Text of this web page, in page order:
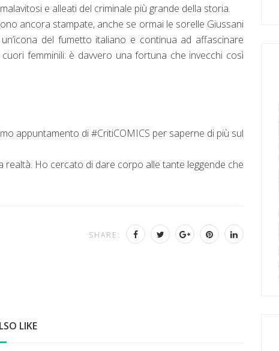
e alleati del criminale più grande della storia.
ancora stampate, anche se ormai le sorelle Giussani
del fumetto italiano e continua ad affascinare
femminili: è davvero una fortuna che invecchi così
appuntamento di #CritiCOMICS per saperne di più sul
Ho cercato di dare corpo alle tante leggende che
SHARE:
LIKE